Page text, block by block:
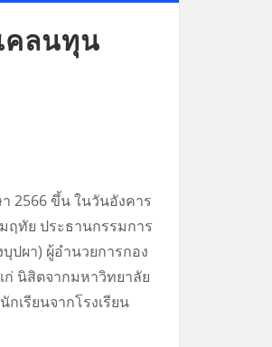
คลนทุน
2566 ขึ้น ในวันอังคาร
ฤทัย ประธานกรรมการ
ปผา) ผู้อำนวยการกอง
นิสิตจากมหาวิทยาลัย
เรียนจากโรงเรียน